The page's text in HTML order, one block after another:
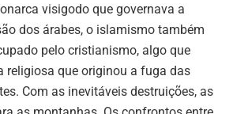
visigodo que governava a
dos árabes, o islamismo também
pelo cristianismo, algo que
religiosa que originou a fuga das
Com as inevitáveis destruições, as